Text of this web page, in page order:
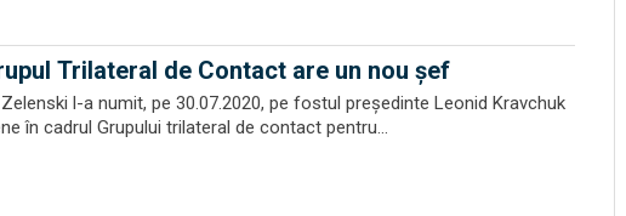
Trilateral de Contact are un nou șef
l-a numit, pe 30.07.2020, pe fostul președinte Leonid Kravchuk
în cadrul Grupului trilateral de contact pentru...